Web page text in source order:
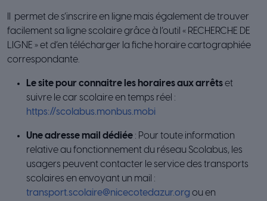
Il permet de s’inscrire en ligne mais également de trouver
facilement sa ligne scolaire grâce à l’outil « RECHERCHE DE
LIGNE » et d’en télécharger la fiche horaire cartographiée
correspondante.
Le site pour connaitre les horaires aux arrêtset
suivre le car scolaire en temps réel :
https://scolabus.monbus.mobi
Une adresse mail dédiée : Pour toute information
relative au fonctionnement du réseau Scolabus, les
usagers peuvent contacter le service des transports
scolaires en envoyant un mail :
transport.scolaire@nicecotedazur.org ou en